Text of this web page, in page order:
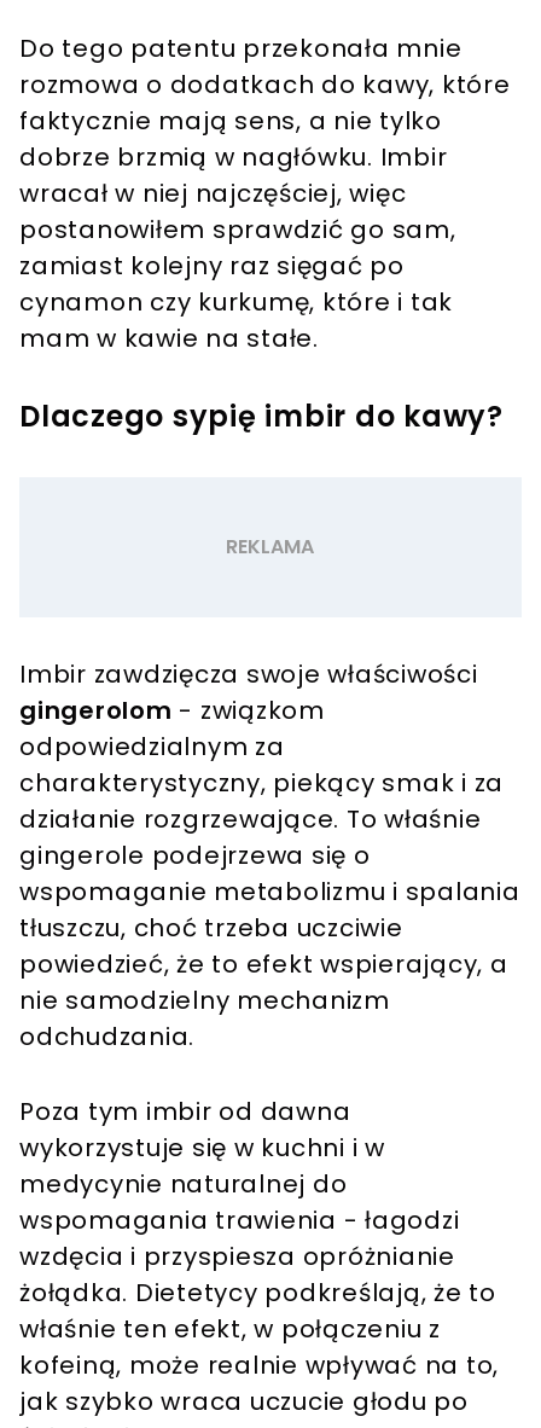
Do tego patentu przekonała mnie
rozmowa o dodatkach do kawy, które
faktycznie mają sens, a nie tylko
dobrze brzmią w nagłówku. Imbir
wracał w niej najczęściej, więc
postanowiłem sprawdzić go sam,
zamiast kolejny raz sięgać po
cynamon czy kurkumę, które i tak
mam w kawie na stałe.
Dlaczego sypię imbir do kawy?
Imbir zawdzięcza swoje właściwości
gingerolom - związkom
odpowiedzialnym za
charakterystyczny, piekący smak i za
działanie rozgrzewające. To właśnie
gingerole podejrzewa się o
wspomaganie metabolizmu i spalania
tłuszczu, choć trzeba uczciwie
powiedzieć, że to efekt wspierający, a
nie samodzielny mechanizm
odchudzania.
Poza tym imbir od dawna
wykorzystuje się w kuchni i w
medycynie naturalnej do
wspomagania trawienia - łagodzi
wzdęcia i przyspiesza opróżnianie
żołądka. Dietetycy podkreślają, że to
właśnie ten efekt, w połączeniu z
kofeiną, może realnie wpływać na to,
jak szybko wraca uczucie głodu po